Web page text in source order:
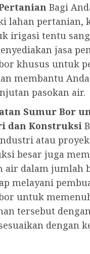
Bagi
lahan pertanian,
irigasi tentu
jasa
khusus untuk
membantu
pasokan air.
Sumur Bor
dan Konstruksi
atau proyek
besar juga
air dalam jumlah
melayani
untuk
tersebut
dengan